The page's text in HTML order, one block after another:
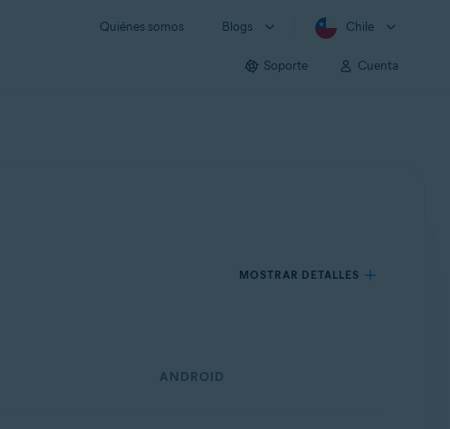
Quiénes somos Blogs Chile
Soporte Cuenta
MOSTRAR DETALLES
ANDROID